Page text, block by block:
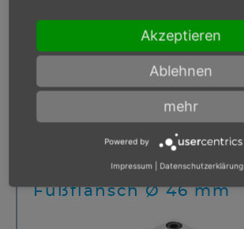
Fußflansch Ø 46 mm
Akzeptieren
Ablehnen
mehr
Powered by
Impressum Datenschutzerklärung